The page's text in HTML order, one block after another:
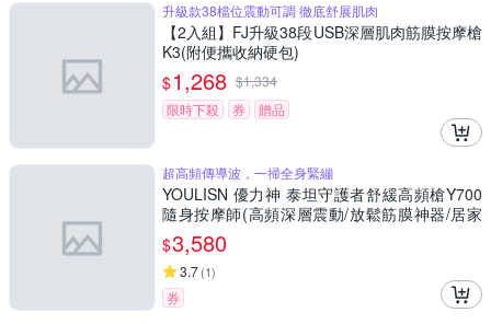
升級款38檔位震動可調 徹底舒展肌肉
【2入組】FJ升級38段USB深層肌肉筋膜按摩槍
K3(附便攜收納硬包)
$1,268 $1,334
限時下殺
券 贈品
超高頻傳導波，一掃全身緊繃
YOULISN 優力神 泰坦守護者舒緩高頻槍Y700
隨身按摩師(高頻深層震動/放鬆筋膜神器/居家
舒壓/運動按摩槍/送禮)
$3,580
3.7(1)
券